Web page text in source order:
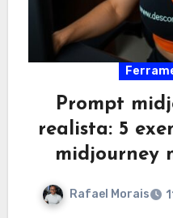
Prompt
realista: 5
midjourney
Rafael Morais